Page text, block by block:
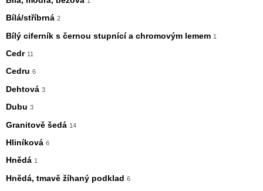
Bílá/stříbrná 2
Bílý ciferník s černou stupnící a chromovým lemem 1
Cedr 11
Cedru 6
Dehtová 3
Dubu 3
Granitově šedá 14
Hliníková 6
Hnědá 1
Hnědá, tmavě žíhaný podklad 6